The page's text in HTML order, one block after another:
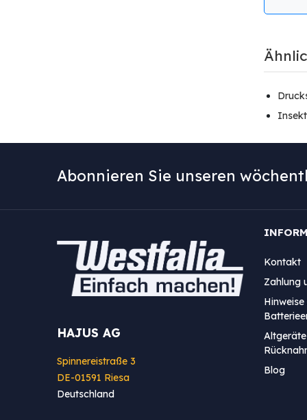
Abonnieren Sie unseren
HAJUS AG
Spinnereistraße 3
DE-01591 Riesa
Deutschland
Kontakt
Zahlung
Hinweise
Blog